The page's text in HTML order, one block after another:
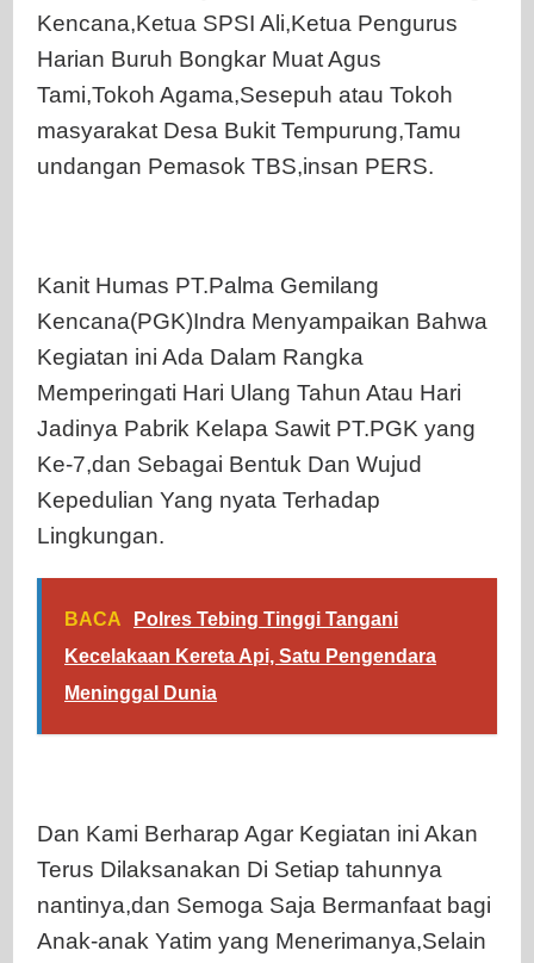
Kencana,Ketua SPSI Ali,Ketua Pengurus
Harian Buruh Bongkar Muat Agus
Tami,Tokoh Agama,Sesepuh atau Tokoh
masyarakat Desa Bukit Tempurung,Tamu
undangan Pemasok TBS,insan PERS.
Kanit Humas PT.Palma Gemilang
Kencana(PGK)Indra Menyampaikan Bahwa
Kegiatan ini Ada Dalam Rangka
Memperingati Hari Ulang Tahun Atau Hari
Jadinya Pabrik Kelapa Sawit PT.PGK yang
Ke-7,dan Sebagai Bentuk Dan Wujud
Kepedulian Yang nyata Terhadap
Lingkungan.
BACA
Polres Tebing Tinggi Tangani
Kecelakaan Kereta Api, Satu Pengendara
Meninggal Dunia
Dan Kami Berharap Agar Kegiatan ini Akan
Terus Dilaksanakan Di Setiap tahunnya
nantinya,dan Semoga Saja Bermanfaat bagi
Anak-anak Yatim yang Menerimanya,Selain